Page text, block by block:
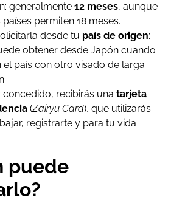
generalmente 12 meses, aunque
permiten 18 meses.
desde tu país de origen;
obtener desde Japón cuando
el país con otro visado de larga
concedido, recibirás una tarjeta
(Zairyū Card), que utilizarás
registrarte y para tu vida
puede